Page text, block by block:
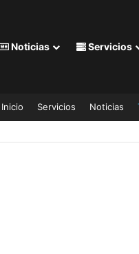
Noticias Servicios
Inicio Servicios Noticias